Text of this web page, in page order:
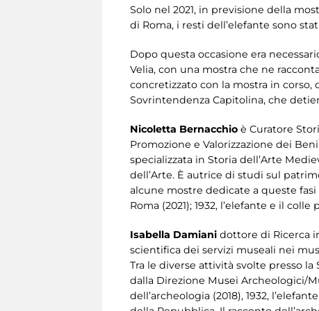
Solo nel 2021, in previsione della
di Roma, i resti dell’elefante sono
Dopo questa occasione era
Velia, con una mostra che ne
concretizzato con la mostra in
Sovrintendenza Capitolina, che
Nicoletta Bernacchio è Curatore
Promozione e Valorizzazione dei
specializzata in Storia dell’Arte
dell’Arte. È autrice di studi sul
alcune mostre dedicate a queste
Roma (2021); 1932, l’elefante e il colle
Isabella Damiani dottore di Ricerca
scientifica dei servizi museali nei
Tra le diverse attività svolte presso
dalla Direzione Musei Archeologici/
dell’archeologia (2018), 1932,